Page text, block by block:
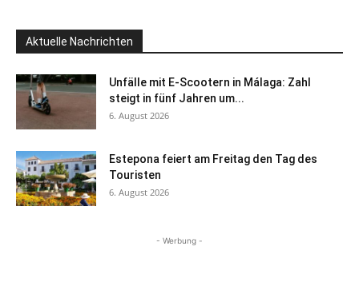
Aktuelle Nachrichten
Unfälle mit E-Scootern in Málaga: Zahl
steigt in fünf Jahren um...
6. August 2026
Estepona feiert am Freitag den Tag des
Touristen
6. August 2026
- Werbung -